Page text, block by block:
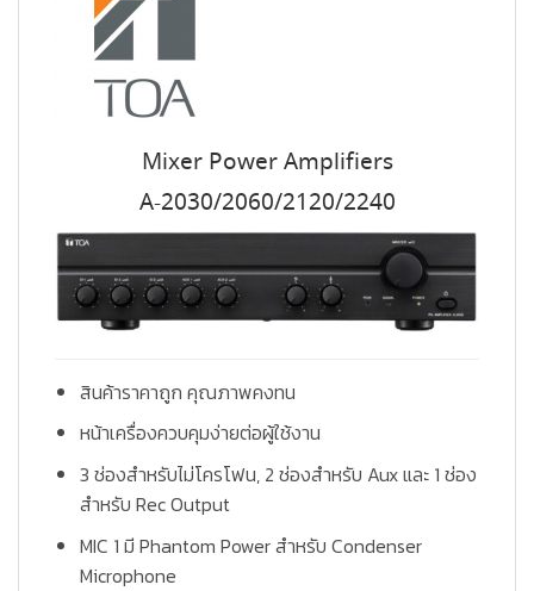
Mixer Power Amplifiers
A-2030/2060/2120/2240
สินค้าราคาถูก คุณภาพคงทน
หน้าเครื่องควบคุมง่ายต่อผู้ใช้งาน
3 ช่องสำหรับไม่โครโฟน, 2 ช่องสำหรับ Aux และ 1 ช่อง
สำหรับ Rec Output
MIC 1 มี Phantom Power สำหรับ Condenser
Microphone